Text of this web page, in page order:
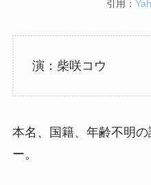
引用：
演：柴咲コウ
本名、国籍、年齢不明
ー。